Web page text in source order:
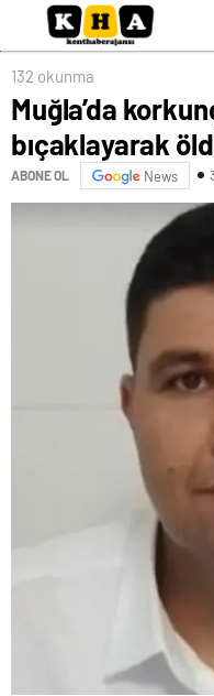
132 okunma
Muğla’da
bıçaklayarak
ABONE OL News